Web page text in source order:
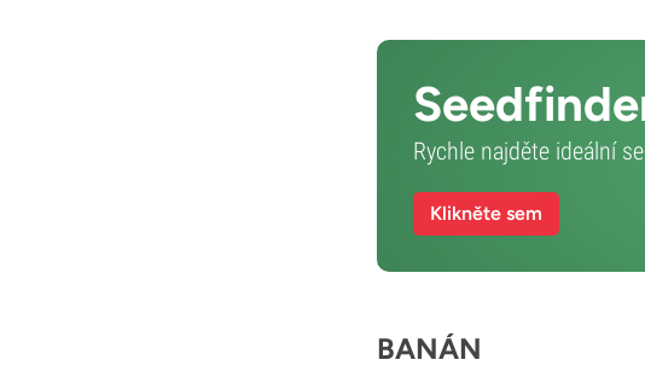
Rychle najděte ideální
Klikněte sem
BANÁN